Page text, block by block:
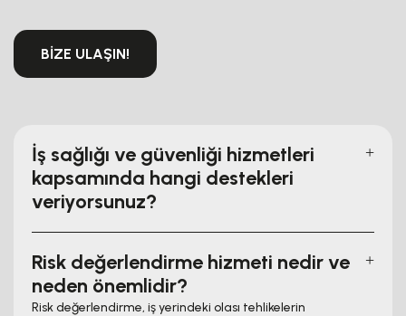
BİZE ULAŞIN!
İş sağlığı ve güvenliği hizmetleri
kapsamında hangi destekleri
veriyorsunuz?
Risk değerlendirme hizmeti nedir ve
neden önemlidir?
Risk değerlendirme, iş yerindeki olası tehlikelerin